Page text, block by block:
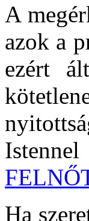
A
azok a
ezért
Ha